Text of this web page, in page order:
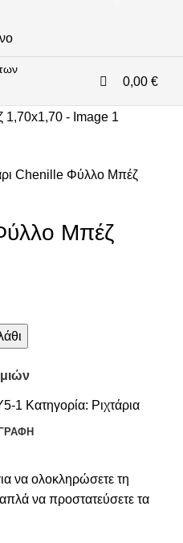
0,00 €
Chenille Φύλλο Μπέζ
Μπέζ
1 Κατηγορία: Ριχτάρια
να ολοκληρώσετε τη
να προστατεύσετε τα